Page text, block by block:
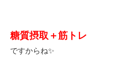
糖質摂取＋筋トレ
ですからね✨